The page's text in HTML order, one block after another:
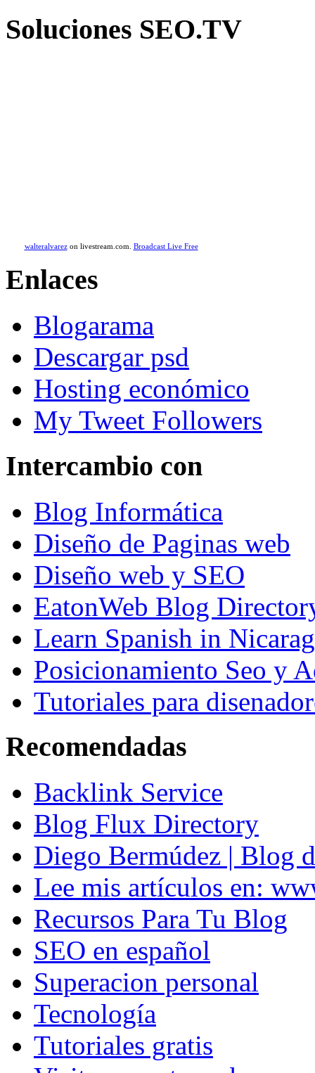
Soluciones SEO.TV
walteralvarezon livestream.com. Broadcast Live Free
Enlaces
Blogarama
Descargar psd
Hosting económico
My Tweet Followers
Intercambio con
Blog Informática
Diseño de Paginas web
Diseño web y SEO
EatonWeb Blog
Learn Spanish in
Posicionamiento Seo y
Tutoriales para
Recomendadas
Backlink Service
Blog Flux Directory
Diego Bermúdez | Blog
Lee mis artículos en:
Recursos Para Tu Blog
SEO en español
Superacion personal
Tecnología
Tutoriales gratis